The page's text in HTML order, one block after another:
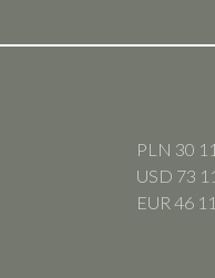
PLN 30
USD 73
EUR 46